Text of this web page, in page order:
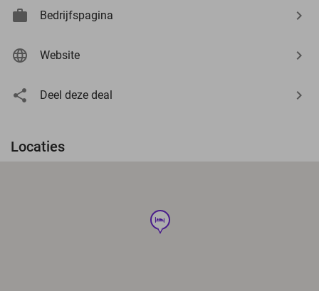
Bedrijfspagina
Website
Deel deze deal
Locaties
hotel